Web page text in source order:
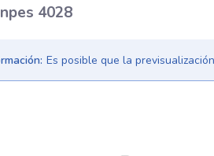
4028
Es posible que la